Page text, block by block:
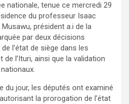
nationale, tenue ce mercredi 29
du professeur Isaac
président a.i de la
par deux décisions
l’état de siège dans les
l’Ituri, ainsi que la validation
du jour, les députés ont examiné
la prorogation de l’état